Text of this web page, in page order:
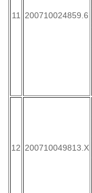
11 200710024859.6
12 200710049813.X